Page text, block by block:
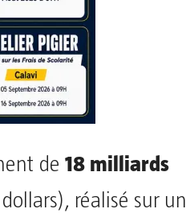
de 18 milliards
réalisé sur un